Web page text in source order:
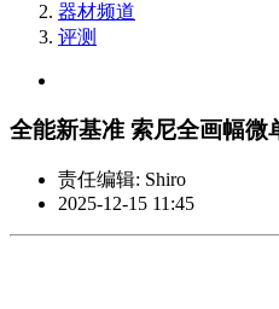
器材频道
评测
全能新基准 索尼全画幅微
责任编辑: Shiro
2025-12-15 11:45